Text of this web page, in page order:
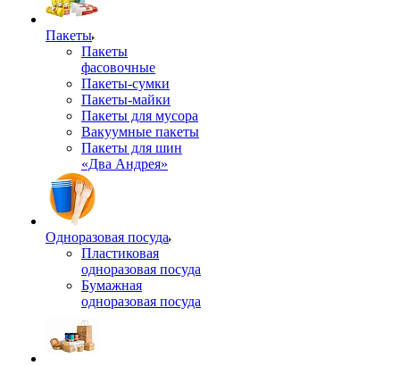
Пакеты
Пакеты
фасовочные
Пакеты-сумки
Пакеты-майки
Пакеты для мусора
Вакуумные пакеты
Пакеты для шин
«Два Андрея»
Одноразовая посуда
Пластиковая
одноразовая посуда
Бумажная
одноразовая посуда